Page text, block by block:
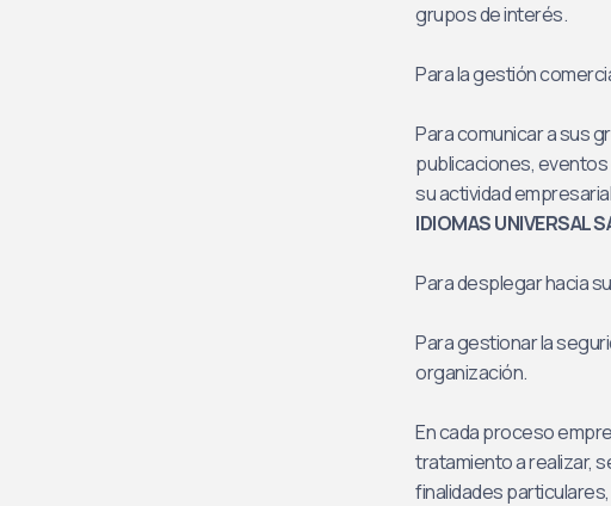
grupos de interés.
Para la gestión
Para comunicar a sus
publicaciones,
su actividad
IDIOMAS UNIVERSAL
Para desplegar hacia
Para gestionar la
organización.
En cada proceso
tratamiento a realizar,
finalidades